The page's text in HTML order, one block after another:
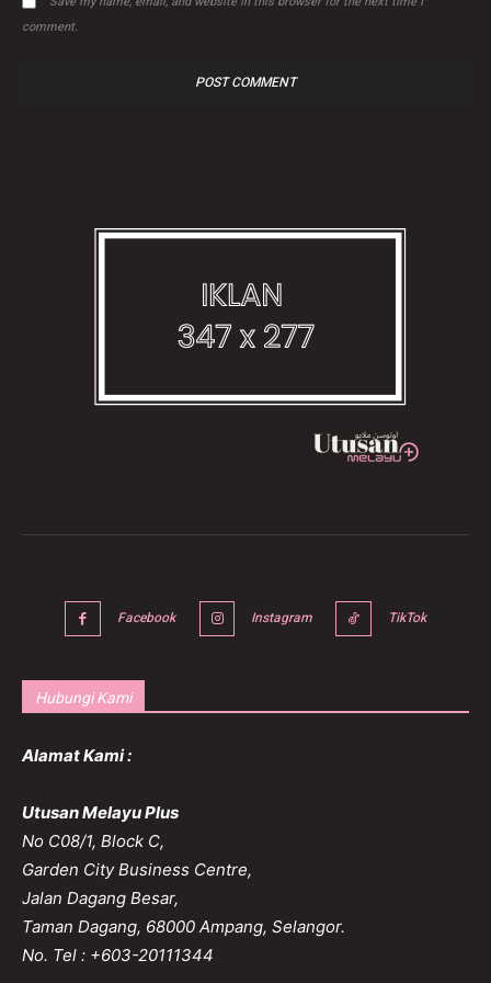
comment.
Facebook Instagram TikTok
Hubungi Kami
Alamat Kami :
Utusan Melayu Plus
No C08/1, Block C,
Garden City Business Centre,
Jalan Dagang Besar,
Taman Dagang, 68000 Ampang, Selangor.
No. Tel : +603-20111344